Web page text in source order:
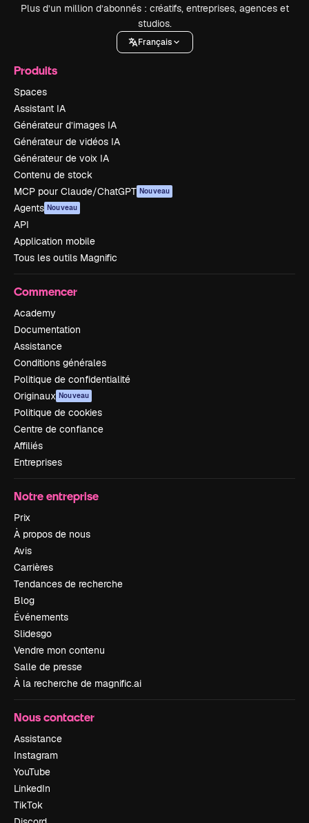
Plus d’un million d’abonnés : créatifs, entreprises, agences et
studios.
Français
Produits
Spaces
Assistant IA
Générateur d’images IA
Générateur de vidéos IA
Générateur de voix IA
Contenu de stock
MCP pour Claude/ChatGPT Nouveau
Agents Nouveau
API
Application mobile
Tous les outils Magnific
Commencer
Academy
Documentation
Assistance
Conditions générales
Politique de confidentialité
Originaux Nouveau
Politique de cookies
Centre de confiance
Affiliés
Entreprises
Notre entreprise
Prix
À propos de nous
Avis
Carrières
Tendances de recherche
Blog
Événements
Slidesgo
Vendre mon contenu
Salle de presse
À la recherche de magnific.ai
Nous contacter
Assistance
Instagram
YouTube
LinkedIn
TikTok